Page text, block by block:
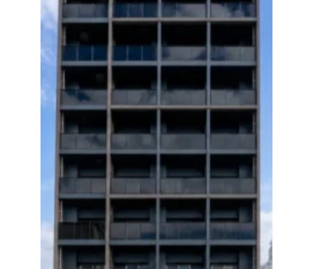
募集要項・応募フォーム
インフォメーション
お問い合わせ
サイトマップ
個人情報のお取り扱いについて
お電話でのお問い合わせ
TEL.092-323-3960
受付／8:30〜17:00 (土・日・祝休み)